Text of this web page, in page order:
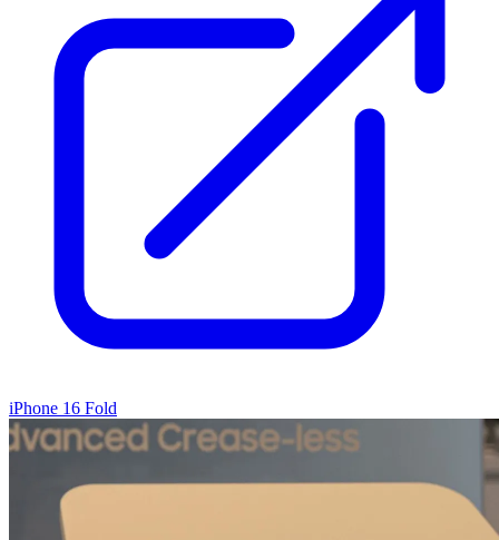
iPhone 16 Fold